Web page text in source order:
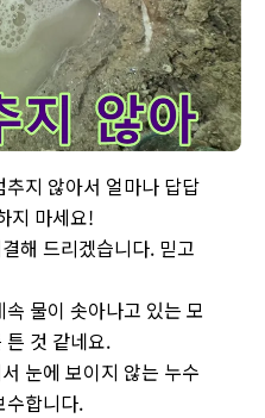
지 않아서 얼마나 답답
지 마세요!
해 드리겠습니다. 믿고
물이 솟아나고 있는 모
튼 것 같네요.
눈에 보이지 않는 누수
수합니다.